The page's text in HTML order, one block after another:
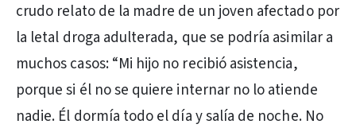
crudo relato de la madre de un joven afectado por
la letal droga adulterada, que se podría asimilar a
muchos casos: “Mi hijo no recibió asistencia,
porque si él no se quiere internar no lo atiende
nadie. Él dormía todo el día y salía de noche. No